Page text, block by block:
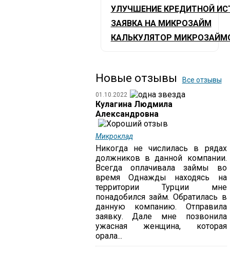
УЛУЧШЕНИЕ КРЕДИТНОЙ
ЗАЯВКА НА МИКРОЗАЙМ
КАЛЬКУЛЯТОР
Новые отзывы Все отзывы
01.10.2022
Кулагина Людмила
Александровна
Микроклад
Никогда не числилась в рядах
должников в данной компании.
Всегда оплачивала займы во
время Однажды находясь на
территории Турции мне
понадобился займ. Обратилась в
данную компанию. Отправила
заявку. Дале мне позвонила
ужасная женщина, которая
орала...